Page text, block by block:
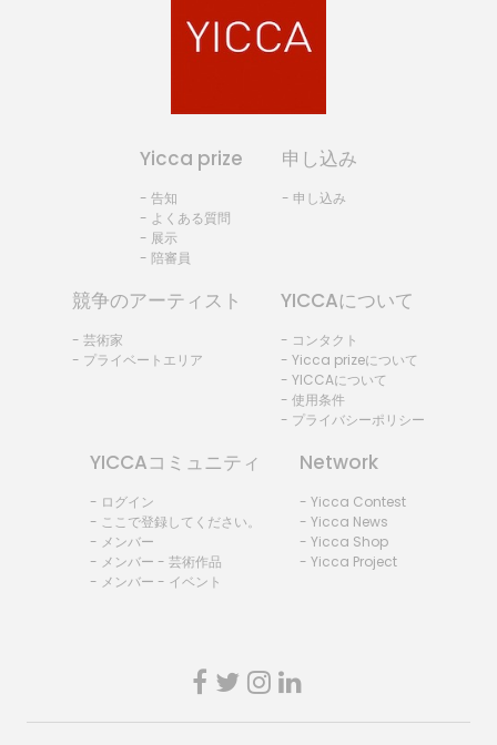
Yicca prize
- 告知
- よくある質問
- 展示
- 陪審員
申し込み
- 申し込み
競争のアーティスト
- 芸術家
- プライベートエリア
YICCAについて
- コンタクト
- Yicca prizeについて
- YICCAについて
- 使用条件
- プライバシーポリシー
YICCAコミュニティ
- ログイン
- ここで登録してください。
- メンバー
- メンバー - 芸術作品
- メンバー - イベント
Network
- Yicca Contest
- Yicca News
- Yicca Shop
- Yicca Project